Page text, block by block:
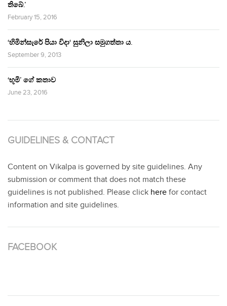
තිබේ.’
February 15, 2016
‘හිමින්සැරේ පියා විදා‘ සුනිලා සමුගත්තා ය.
September 9, 2013
‘භූමි’ ගේ කතාව
June 23, 2016
GUIDELINES & CONTACT
Content on Vikalpa is governed by site guidelines. Any
submission or comment that does not match these
guidelines is not published. Please click here for contact
information and site guidelines.
FACEBOOK